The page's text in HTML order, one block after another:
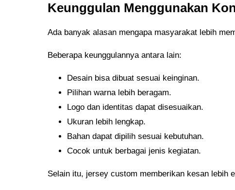
Keunggulan Menggunakan
Ada banyak alasan mengapa masyarakat lebih
Beberapa keunggulannya antara lain:
Desain bisa dibuat sesuai keinginan.
Pilihan warna lebih beragam.
Logo dan identitas dapat disesuaikan.
Ukuran lebih lengkap.
Bahan dapat dipilih sesuai kebutuhan.
Cocok untuk berbagai jenis kegiatan.
Selain itu, jersey custom memberikan kesan lebih